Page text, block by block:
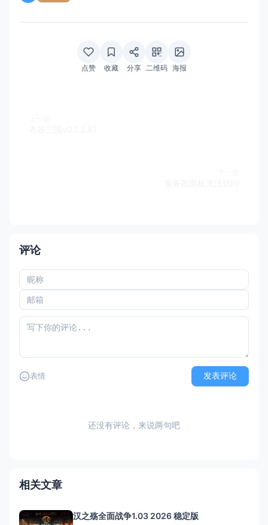
点赞 收藏 分享 二维码 海报
评论
表情 发表评论
还没有评论，来说两句吧
相关文章
汉之殇全面战争1.03 2026 稳定版